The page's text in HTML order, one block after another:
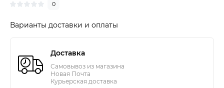
0
Варианты доставки и оплаты
Доставка
Самовывоз из магазина
Новая Почта
Курьерская доставка